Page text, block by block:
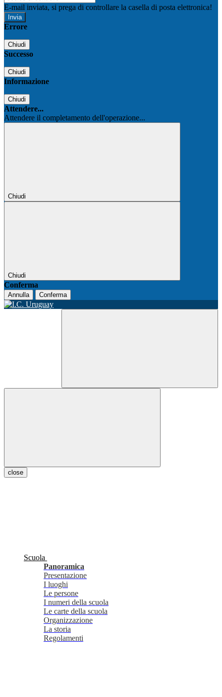
E-mail inviata, si prega di controllare la casella di posta elettronica!
Errore
Chiudi
Successo
Chiudi
Informazione
Chiudi
Attendere...
Attendere il completamento dell'operazione...
Chiudi
Chiudi
Conferma
Annulla Conferma
close
Scuola
Panoramica
Presentazione
I luoghi
Le persone
I numeri della scuola
Le carte della scuola
Organizzazione
La storia
Regolamenti